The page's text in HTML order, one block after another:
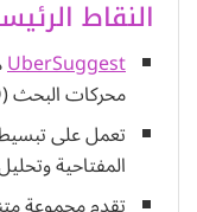
النقاط
UberSuggest
محركات البحث (SEO).
تعمل على
المفتاحية